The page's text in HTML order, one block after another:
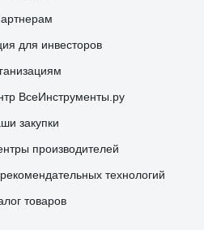
для инвесторов
ВсеИнструменты.ру
закупки
производителей
технологий
товаров